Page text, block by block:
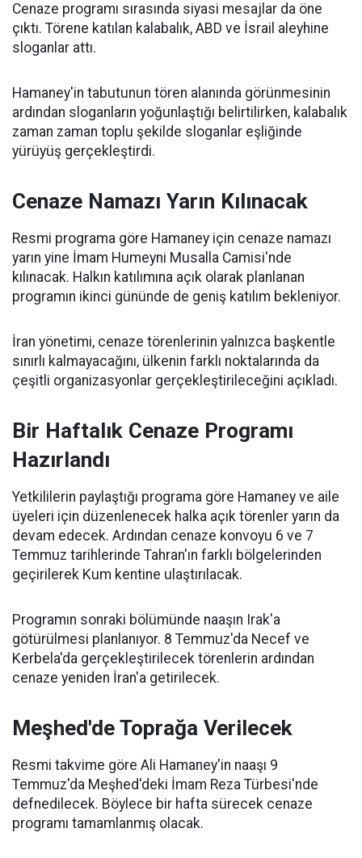
Cenaze programı sırasında siyasi mesajlar da öne
çıktı. Törene katılan kalabalık, ABD ve İsrail aleyhine
sloganlar attı.
Hamaney'in tabutunun tören alanında görünmesinin
ardından sloganların yoğunlaştığı belirtilirken, kalabalık
zaman zaman toplu şekilde sloganlar eşliğinde
yürüyüş gerçekleştirdi.
Cenaze Namazı Yarın Kılınacak
Resmi programa göre Hamaney için cenaze namazı
yarın yine İmam Humeyni Musalla Camisi'nde
kılınacak. Halkın katılımına açık olarak planlanan
programın ikinci gününde de geniş katılım bekleniyor.
İran yönetimi, cenaze törenlerinin yalnızca başkentle
sınırlı kalmayacağını, ülkenin farklı noktalarında da
çeşitli organizasyonlar gerçekleştirileceğini açıkladı.
Bir Haftalık Cenaze Programı
Hazırlandı
Yetkililerin paylaştığı programa göre Hamaney ve aile
üyeleri için düzenlenecek halka açık törenler yarın da
devam edecek. Ardından cenaze konvoyu 6 ve 7
Temmuz tarihlerinde Tahran'ın farklı bölgelerinden
geçirilerek Kum kentine ulaştırılacak.
Programın sonraki bölümünde naaşın Irak'a
götürülmesi planlanıyor. 8 Temmuz'da Necef ve
Kerbela'da gerçekleştirilecek törenlerin ardından
cenaze yeniden İran'a getirilecek.
Meşhed'de Toprağa Verilecek
Resmi takvime göre Ali Hamaney'in naaşı 9
Temmuz'da Meşhed'deki İmam Reza Türbesi'nde
defnedilecek. Böylece bir hafta sürecek cenaze
programı tamamlanmış olacak.